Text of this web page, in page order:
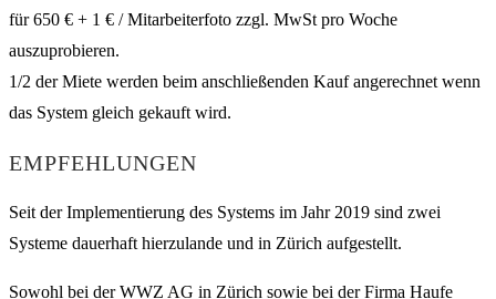
für 650 € + 1 € / Mitarbeiterfoto zzgl. MwSt pro Woche
auszuprobieren.
1/2 der Miete werden beim anschließenden Kauf angerechnet wenn
das System gleich gekauft wird.
EMPFEHLUNGEN
Seit der Implementierung des Systems im Jahr 2019 sind zwei
Systeme dauerhaft hierzulande und in Zürich aufgestellt.
Sowohl bei der WWZ AG in Zürich sowie bei der Firma Haufe